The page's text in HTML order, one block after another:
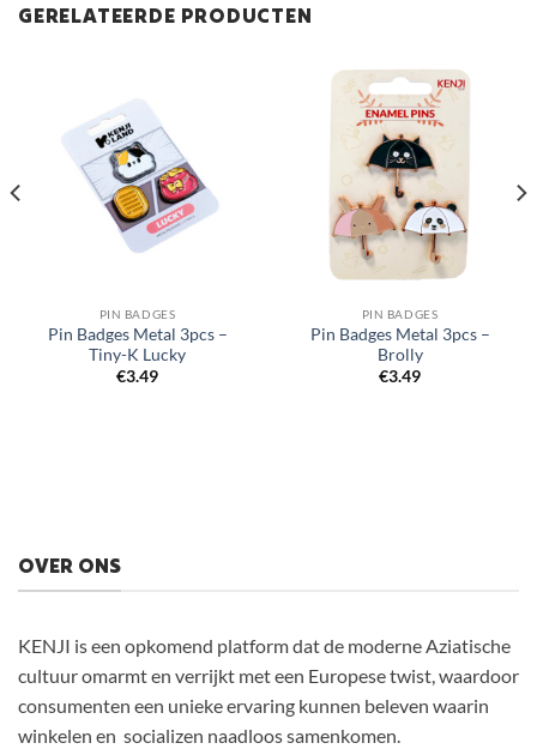
GERELATEERDE PRODUCTEN
PIN BADGES
Pin Badges Metal 3pcs –
Tiny-K Lucky
€3.49
PIN BADGES
Pin Badges Metal 3pcs –
Brolly
€3.49
OVER ONS
KENJI is een opkomend platform dat de moderne Aziatische
cultuur omarmt en verrijkt met een Europese twist, waardoor
consumenten een unieke ervaring kunnen beleven waarin
winkelen en socializen naadloos samenkomen.